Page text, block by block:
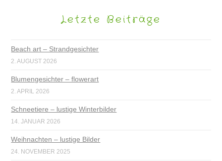
Letzte Beiträge
Beach art – Strandgesichter
2. AUGUST 2026
Blumengesichter – flowerart
2. APRIL 2026
Schneetiere – lustige Winterbilder
14. JANUAR 2026
Weihnachten – lustige Bilder
24. NOVEMBER 2025